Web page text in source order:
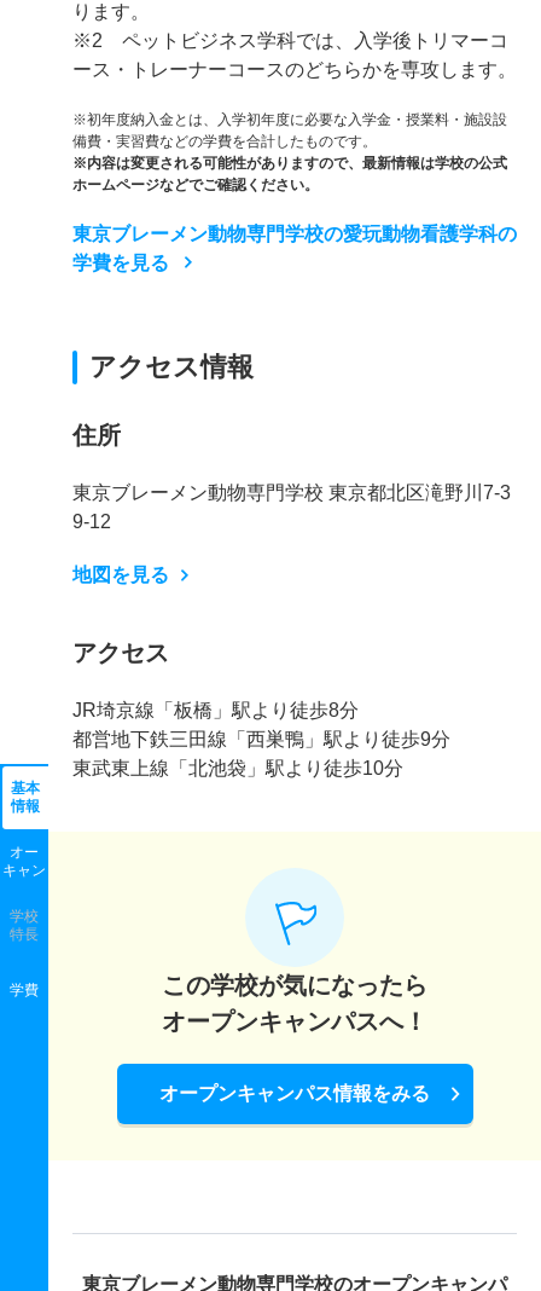
基本
情報
オー
キャン
学校
特長
学費
ります。
※2 ペットビジネス学科では、入学後トリマーコ
ース・トレーナーコースのどちらかを専攻します。
※初年度納入金とは、入学初年度に必要な入学金・授業料・施設設
備費・実習費などの学費を合計したものです。
※内容は変更される可能性がありますので、最新情報は学校の公式
ホームページなどでご確認ください。
東京ブレーメン動物専門学校の愛玩動物看護学科の
学費を見る
アクセス情報
住所
東京ブレーメン動物専門学校 東京都北区滝野川7-3
9-12
地図を見る
アクセス
JR埼京線「板橋」駅より徒歩8分
都営地下鉄三田線「西巣鴨」駅より徒歩9分
東武東上線「北池袋」駅より徒歩10分
この学校が気になったら
オープンキャンパスへ！
オープンキャンパス情報をみる
東京ブレーメン動物専門学校のオープンキャンパ